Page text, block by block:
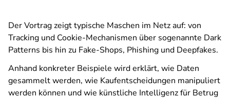
Der Vortrag zeigt typische Maschen im Netz auf: von
Tracking und Cookie-Mechanismen über sogenannte Dark
Patterns bis hin zu Fake-Shops, Phishing und Deepfakes.
Anhand konkreter Beispiele wird erklärt, wie Daten
gesammelt werden, wie Kaufentscheidungen manipuliert
werden können und wie künstliche Intelligenz für Betrug